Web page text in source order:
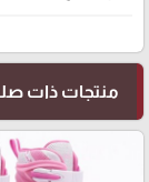
منتجات ذات